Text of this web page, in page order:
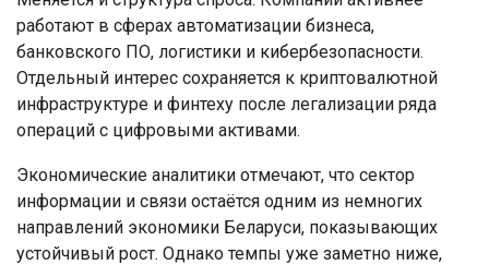
работают в сферах автоматизации бизнеса,
банковского ПО, логистики и кибербезопасности.
Отдельный интерес сохраняется к криптовалютной
инфраструктуре и финтеху после легализации ряда
операций с цифровыми активами.
Экономические аналитики отмечают, что сектор
информации и связи остаётся одним из немногих
направлений экономики Беларуси, показывающих
устойчивый рост. Однако темпы уже заметно ниже,